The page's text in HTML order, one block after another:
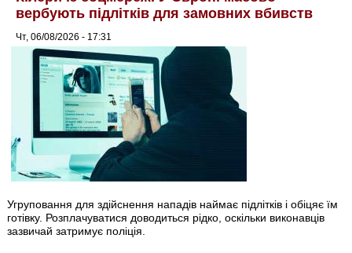
вербують підлітків для замовних вбивств
Чт, 06/08/2026 - 17:31
Угруповання для здійснення нападів наймає підлітків і обіцяє їм
готівку. Розплачуватися доводиться рідко, оскільки виконавців
зазвичай затримує поліція.